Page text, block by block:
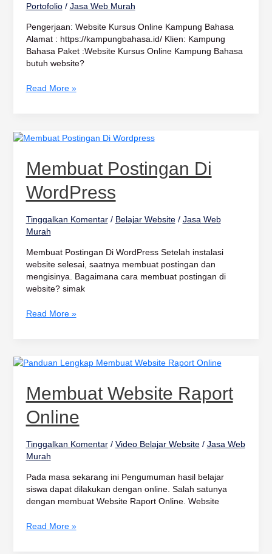
Portofolio/ Jasa Web Murah
Pengerjaan: Website Kursus Online Kampung Bahasa
Alamat : https://kampungbahasa.id/ Klien: Kampung
Bahasa Paket :Website Kursus Online Kampung Bahasa
butuh website?
Read More »
Membuat Postingan Di
WordPress
Tinggalkan Komentar / Belajar Website/ Jasa Web
Murah
Membuat Postingan Di WordPress Setelah instalasi
website selesai, saatnya membuat postingan dan
mengisinya. Bagaimana cara membuat postingan di
website? simak
Membuat
Di
WordPress
Read More »
Membuat Website Raport
Online
Tinggalkan Komentar / Video Belajar Website/ Jasa Web
Murah
Pada masa sekarang ini Pengumuman hasil belajar
siswa dapat dilakukan dengan online. Salah satunya
dengan membuat Website Raport Online. Website
Membuat
Raport
Online
Read More »